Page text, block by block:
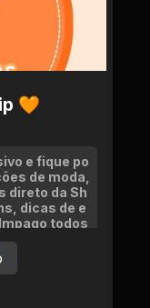
🧡
e fique po
de moda,
direto da Sh
dicas de e
todos